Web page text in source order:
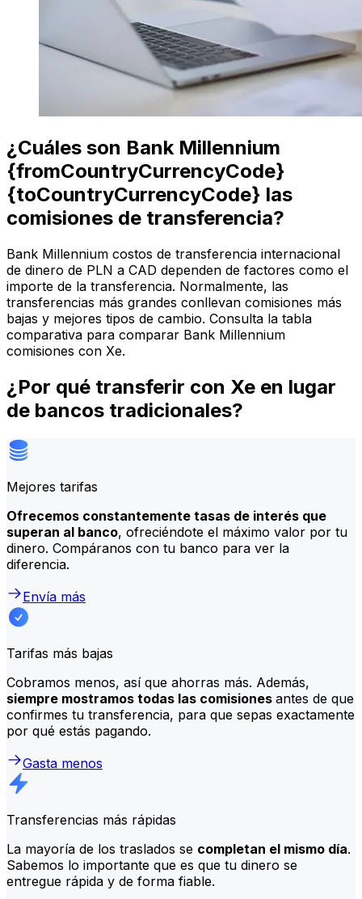
¿Cuáles son Bank Millennium
{fromCountryCurrencyCode}
{toCountryCurrencyCode} las
comisiones de transferencia?
Bank Millennium costos de transferencia internacional
de dinero de PLN a CAD dependen de factores como el
importe de la transferencia. Normalmente, las
transferencias más grandes conllevan comisiones más
bajas y mejores tipos de cambio. Consulta la tabla
comparativa para comparar Bank Millennium
comisiones con Xe.
¿Por qué transferir con Xe en lugar
de bancos tradicionales?
Mejores tarifas
Ofrecemos constantemente tasas de interés que
superan al banco, ofreciéndote el máximo valor por tu
dinero. Compáranos con tu banco para ver la
diferencia.
Envía más
Tarifas más bajas
Cobramos menos, así que ahorras más. Además,
siempre mostramos todas las comisiones antes de que
confirmes tu transferencia, para que sepas exactamente
por qué estás pagando.
Gasta menos
Transferencias más rápidas
La mayoría de los traslados se completan el mismo día.
Sabemos lo importante que es que tu dinero se
entregue rápida y de forma fiable.